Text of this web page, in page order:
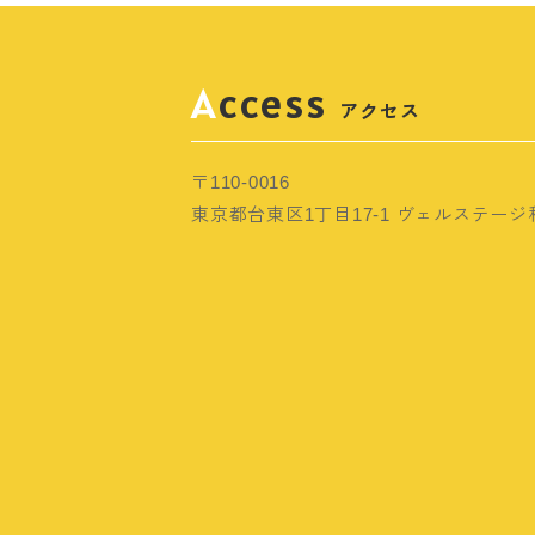
Access アクセス
〒110-0016
東京都台東区1丁目17-1 ヴェルステー